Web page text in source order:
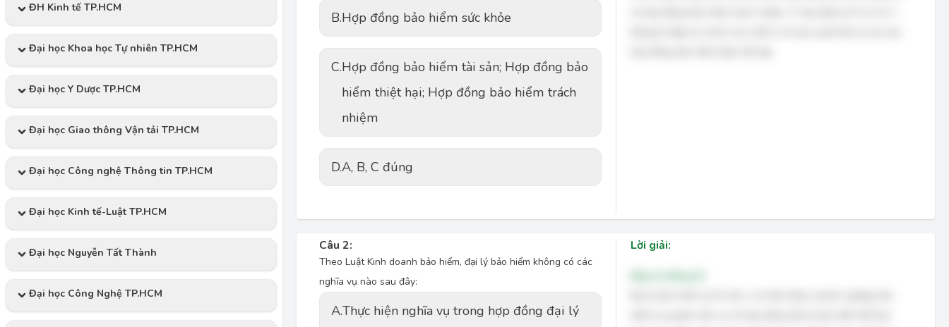
ĐH Kinh tế TP.HCM
Đại học Khoa học Tự nhiên TP.HCM
Đại học Y Dược TP.HCM
Đại học Giao thông Vận tải TP.HCM
Đại học Công nghệ Thông tin TP.HCM
Đại học Kinh tế-Luật TP.HCM
Đại học Nguyễn Tất Thành
Đại học Công Nghệ TP.HCM
B.Hợp đồng bảo hiểm sức khỏe
C.Hợp đồng bảo hiểm tài sản; Hợp đồng bảo
hiểm thiệt hại; Hợp đồng bảo hiểm trách
nhiệm
D.A, B, C đúng
Câu 2:
Theo Luật Kinh doanh bảo hiểm, đại lý bảo hiểm không có các
nghĩa vụ nào sau đây:
A.Thực hiện nghĩa vụ trong hợp đồng đại lý
Lời giải: